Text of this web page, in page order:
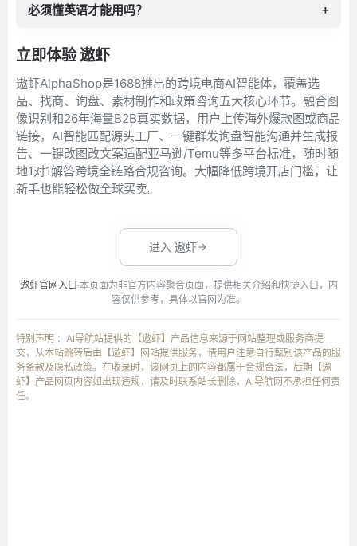
必须懂英语才能用吗？ +
立即体验 遨虾
遨虾AlphaShop是1688推出的跨境电商AI智能体，覆盖选
品、找商、询盘、素材制作和政策咨询五大核心环节。融合图
像识别和26年海量B2B真实数据，用户上传海外爆款图或商品
链接，AI智能匹配源头工厂、一键群发询盘智能沟通并生成报
告、一键改图改文案适配亚马逊/Temu等多平台标准，随时随
地1对1解答跨境全链路合规咨询。大幅降低跨境开店门槛，让
新手也能轻松做全球买卖。
进入 遨虾
遨虾官网入口 ·本页面为非官方内容聚合页面，提供相关介绍和快捷入口，内
容仅供参考，具体以官网为准。
特别声明 ：AI导航站提供的【遨虾】产品信息来源于网站整理或服务商提
交，从本站跳转后由【遨虾】网站提供服务，请用户注意自行甄别该产品的服
务条款及隐私政策。在收录时，该网页上的内容都属于合规合法，后期【遨
虾】产品网页内容如出现违规，请及时联系站长删除，AI导航网不承担任何责
任。